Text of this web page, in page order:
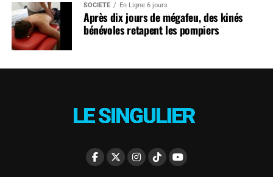
SOCIÉTÉ En Ligne 6 jours
Après dix jours de mégafeu, des kinés
bénévoles retapent les pompiers